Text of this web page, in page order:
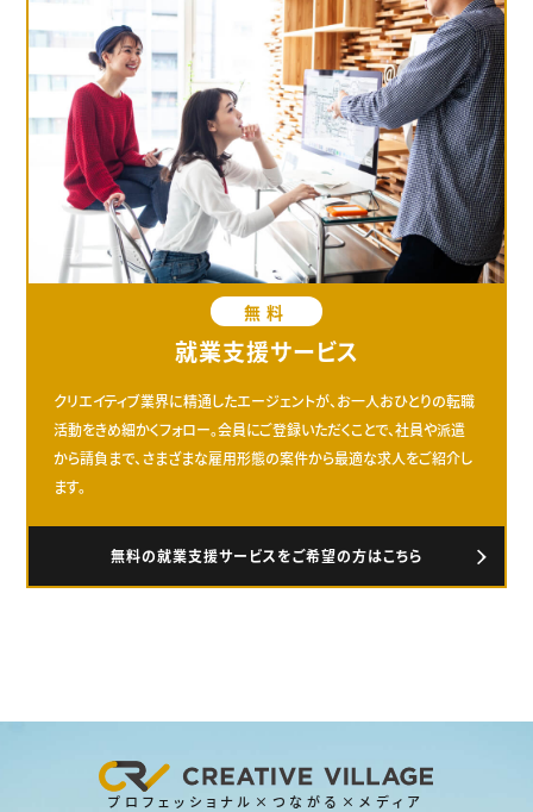
無料
就業支援サービス
クリエイティブ業界に精通したエージェントが、お一人おひとりの転職
活動をきめ細かくフォロー。会員にご登録いただくことで、社員や派遣
から請負まで、さまざまな雇用形態の案件から最適な求人をご紹介し
ます。
無料の就業支援サービスをご希望の方はこちら
プロフェッショナル×つながる×メディア